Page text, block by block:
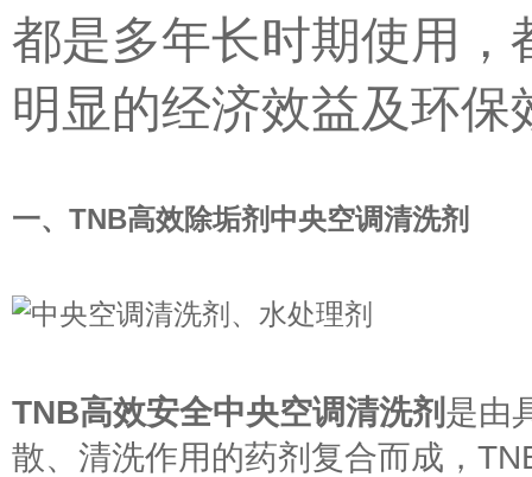
都是多年长时期使用，
明显的经济效益及环保
一、 TNB高效除垢剂 中央空调清洗剂
TNB高效安全中央空调清洗剂 是由
散、清洗作用的药剂复合而成，